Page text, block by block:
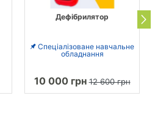
Дефібрилятор
Спеціалізоване навчальне
обладнання
10 000 грн12 600 грн